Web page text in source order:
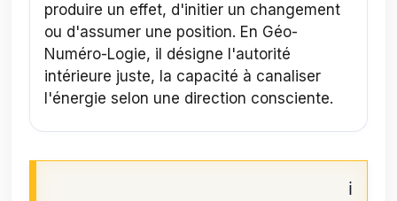
produire un effet, d'initier un changement
ou d'assumer une position. En Géo-
Numéro-Logie, il désigne l'autorité
intérieure juste, la capacité à canaliser
l'énergie selon une direction consciente.